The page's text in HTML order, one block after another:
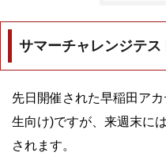
サマーチャレンジテス
先日開催された早稲田ア
生向け)ですが、来週末に
されます。